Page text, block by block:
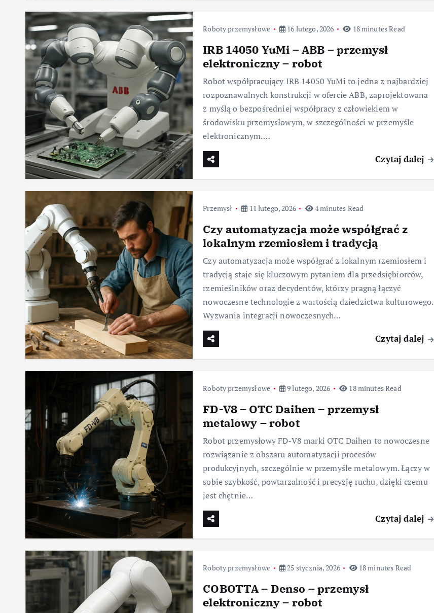
Roboty przemysłowe 16 lutego, 2026 18 minutes Read
IRB 14050 YuMi – ABB – przemysł
elektroniczny – robot
Robot współpracujący IRB 14050 YuMi to jedna z najbardziej
rozpoznawalnych konstrukcji w ofercie ABB, zaprojektowana
z myślą o bezpośredniej współpracy z człowiekiem w
środowisku przemysłowym, w szczególności w przemyśle
elektronicznym.…
Czytaj dalej
Przemysł 11 lutego, 2026 4 minutes Read
Czy automatyzacja może współgrać z
lokalnym rzemiosłem i tradycją
Czy automatyzacja może współgrać z lokalnym rzemiosłem i
tradycją staje się kluczowym pytaniem dla przedsiębiorców,
rzemieślników oraz decydentów, którzy pragną łączyć
nowoczesne technologie z wartością dziedzictwa kulturowego.
Wyzwania integracji nowoczesnych…
Czytaj dalej
Roboty przemysłowe 9 lutego, 2026 18 minutes Read
FD-V8 – OTC Daihen – przemysł
metalowy – robot
Robot przemysłowy FD-V8 marki OTC Daihen to nowoczesne
rozwiązanie z obszaru automatyzacji procesów
produkcyjnych, szczególnie w przemyśle metalowym. Łączy w
sobie szybkość, powtarzalność i precyzję ruchu, dzięki czemu
jest chętnie…
Czytaj dalej
Roboty przemysłowe 25 stycznia, 2026 18 minutes Read
COBOTTA – Denso – przemysł
elektroniczny – robot